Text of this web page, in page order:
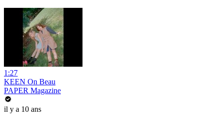
1:27
KEEN On Beau
PAPER Magazine
il y a 10 ans